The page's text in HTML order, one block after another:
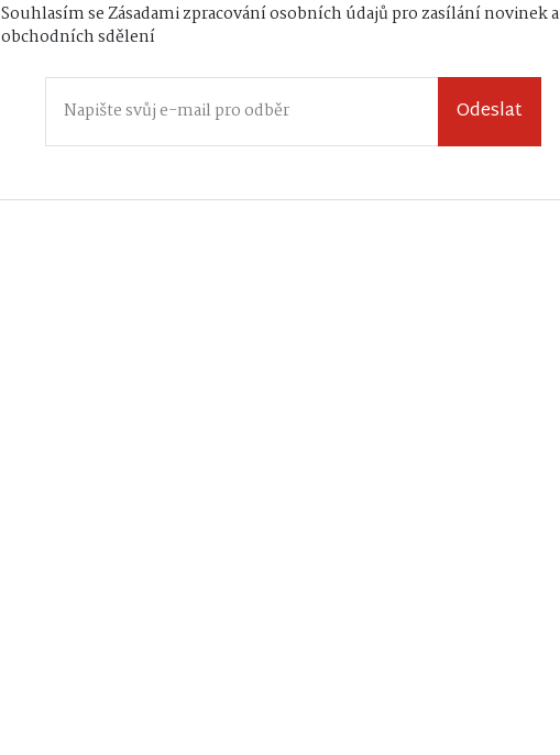
Souhlasím seZásadami zpracování osobních údajůpro zasílání novinek a
obchodních sdělení
Odeslat